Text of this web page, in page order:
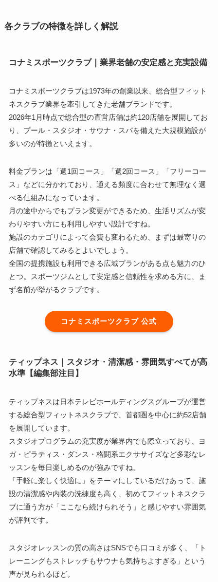
各クラブの特徴を詳しく解説
コナミスポーツクラブ｜業界老舗の安定感と充実設備
コナミスポーツクラブは1973年の創業以来、総合型フィット
ネスクラブ業界を牽引してきた老舗ブランドです。
2026年1月時点で総合型の直営店舗は約120店舗を展開してお
り、プール・スタジオ・サウナ・スパを備えた大規模施設が
多いのが特徴といえます。
料金プランは「週1回コース」「週2回コース」「フリーコー
ス」などに分かれており、通える頻度に合わせて無理なく選
べる仕組みになっています。
月の途中からでもプラン変更ができるため、生活リズムが変
わりやすい方にも利用しやすい設計ですね。
施設のカテゴリによって会費も変わるため、まずは最寄りの
店舗で確認してみるとよいでしょう。
全国の提携施設も利用できる広域プランがある点も魅力のひ
とつ。スポーツジムとして安定感と信頼性を求める方に、ま
ず名前が挙がるクラブです。
コナミスポーツクラブ 公式
ティップネス｜スタジオ・清潔感・雰囲気すべてが高
水準【編集部注目】
ティップネスは日本テレビホールディングスグループが運営
する総合型フィットネスクラブで、首都圏を中心に約52店舗
を展開しています。
スタジオプログラムの充実度が業界内でも際立っており、ヨ
ガ・ピラティス・ダンス・格闘系エクササイズなど多彩なレ
ッスンを毎日楽しめるのが強みですね。
「手軽に楽しく快適に」をテーマにしているだけあって、施
設の清潔感や内装の洗練度も高く、初めてフィットネスクラ
ブに通う方が「ここなら続けられそう」と感じやすい雰囲気
が評判です。
スタジオレッスンの質の高さはSNSでも口コミが多く、「ト
レーニングもストレッチもサウナも気持ちよすぎる」という
声が見られるほど。